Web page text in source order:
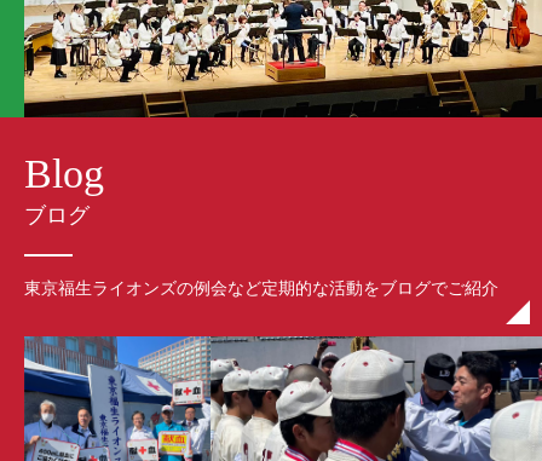
Blog
ブログ
東京福生ライオンズの例会など定期的な活動をブログでご紹介